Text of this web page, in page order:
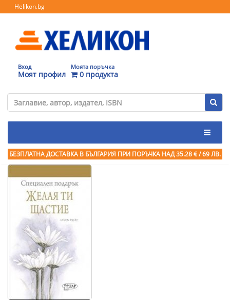
Helikon.bg
Вход
Моят профил
Моята поръчка
0 продукта
БЕЗПЛАТНА ДОСТАВКА В БЪЛГАРИЯ ПРИ ПОРЪЧКА НАД 35.28 € / 69 ЛВ.